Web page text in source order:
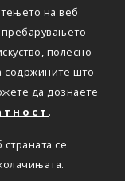
на веб
пребарувањето
полесно
содржините што
да дознаете
.
се